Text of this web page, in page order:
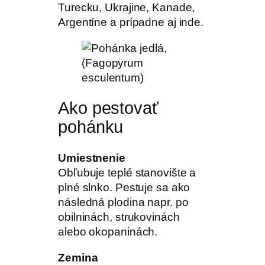
Turecku, Ukrajine, Kanade,
Argentíne a prípadne aj inde.
Ako pestovať
pohánku
Umiestnenie
Obľubuje teplé stanovište a
plné slnko. Pestuje sa ako
následná plodina napr. po
obilninách, strukovinách
alebo okopaninách.
Zemina